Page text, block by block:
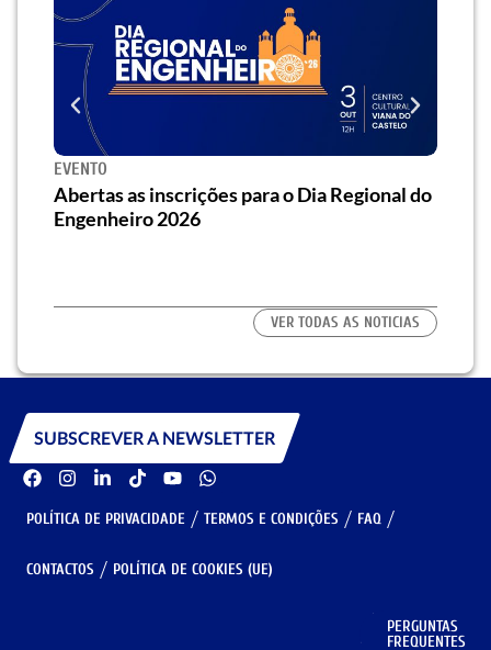
EVENTO
Abertas as inscrições para o Dia Regional do
Engenheiro 2026
VER TODAS AS NOTICIAS
PERGUNTAS
FREQUENTES
SUBSCREVER A NEWSLETTER
POLÍTICA DE PRIVACIDADE TERMOS E CONDIÇÕES FAQ
CONTACTOS POLÍTICA DE COOKIES (UE)
GERIR COOKIES